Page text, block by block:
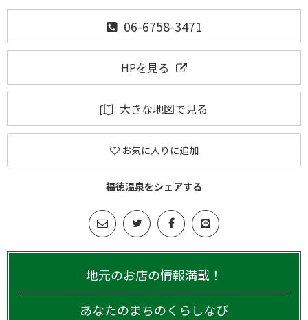
06-6758-3471
HPを見る
大きな地図で見る
お気に入りに追加
福徳温泉をシェアする
地元のお店の情報満載！
あなたのまちのくらしなび